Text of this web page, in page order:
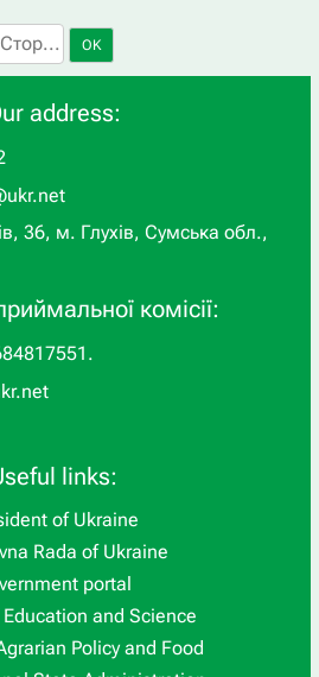
OK
address:
36, м. Глухів, Сумська обл.,
комісії:
.
links:
of Ukraine
Rada of Ukraine
portal
and Science
Policy and Food